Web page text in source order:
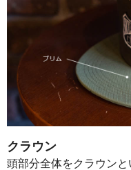
クラウン
頭部分全体をクラウン